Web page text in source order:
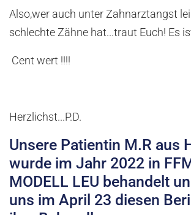
Also,wer auch unter Zahnarztangst
schlechte Zähne hat...traut Euch! Es
Cent wert !!!!
Herzlichst...P.D.
Unsere Patientin M.R aus
wurde im Jahr 2022 in
MODELL LEU behandelt
uns im April 23 diesen